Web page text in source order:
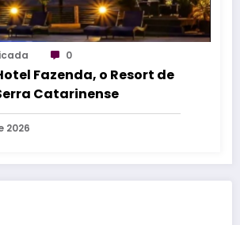
0
Fazenda, o Resort de
Catarinense
2026